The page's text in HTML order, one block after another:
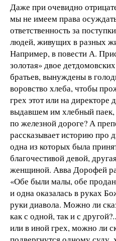
Даже при очевидно
мы не имеем права
ответственность за
людей, живущих в разных
Например, в повести А.
золотая» двое
братьев, вынуждены в
воровство хлеба, чтобы
грех этот или на директоре
выдавшем им хлебный паек,
по железной дороге? А
рассказывает историю про
одна из которых была
благочестивой девой,
женщиной. Авва Дорофей
«Обе были малы, обе
и одна оказалась в руках
руки диавола. Можно ли
как с одной, так и с
или в иной грех, можно ли